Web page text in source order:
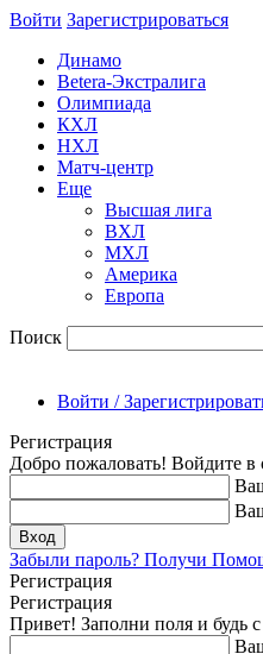
Войти Зарегиcтрироваться
Динамо
Betera-Экстралига
Олимпиада
КХЛ
НХЛ
Матч-центр
Еще
Высшая лига
ВХЛ
МХЛ
Америка
Европа
Поиск
Войти /
Регистрация
Добро пожаловать! Войдите в
Забыли пароль? Получи
Регистрация
Регистрация
Привет! Заполни поля и будь